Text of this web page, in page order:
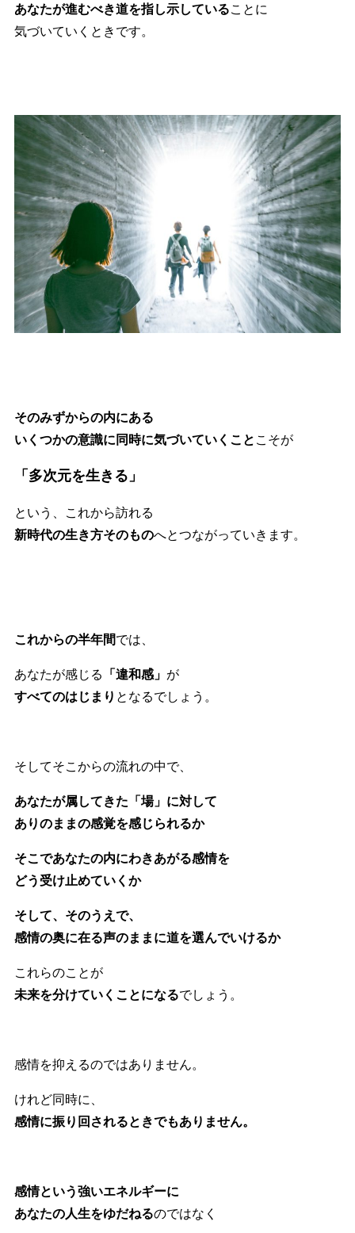
あなたが進むべき道を指し示していることに
気づいていくときです。
そのみずからの内にある
いくつかの意識に同時に気づいていくこと こそが
「多次元を生きる」
という、これから訪れる
新時代の生き方そのものへとつながっていきます。
これからの半年間では、
あなたが感じる 「違和感」 が
すべてのはじまり となるでしょう。
そしてそこからの流れの中で、
あなたが属してきた「場」に対して
ありのままの感覚を感じられるか
そこであなたの内にわきあがる感情を
どう受け止めていくか
そして、そのうえで、
感情の奥に在る声のままに道を選んでいけるか
これらのことが
未来を分けていくことになるでしょう。
感情を抑えるのではありません。
けれど同時に、
感情に振り回されるときでもありません。
感情という強いエネルギーに
あなたの人生をゆだねるのではなく